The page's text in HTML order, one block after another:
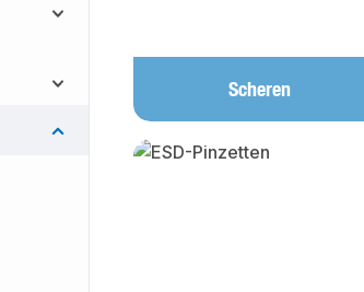
Scheren